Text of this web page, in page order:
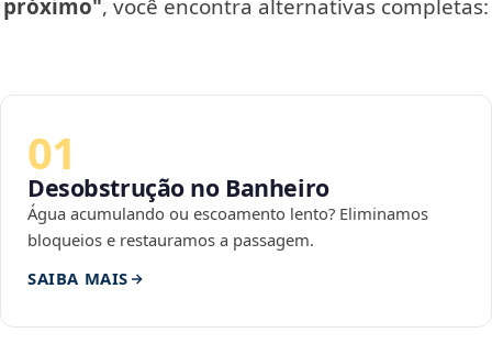
próximo", você encontra alternativas completas:
01
Desobstrução no Banheiro
Água acumulando ou escoamento lento? Eliminamos
bloqueios e restauramos a passagem.
SAIBA MAIS